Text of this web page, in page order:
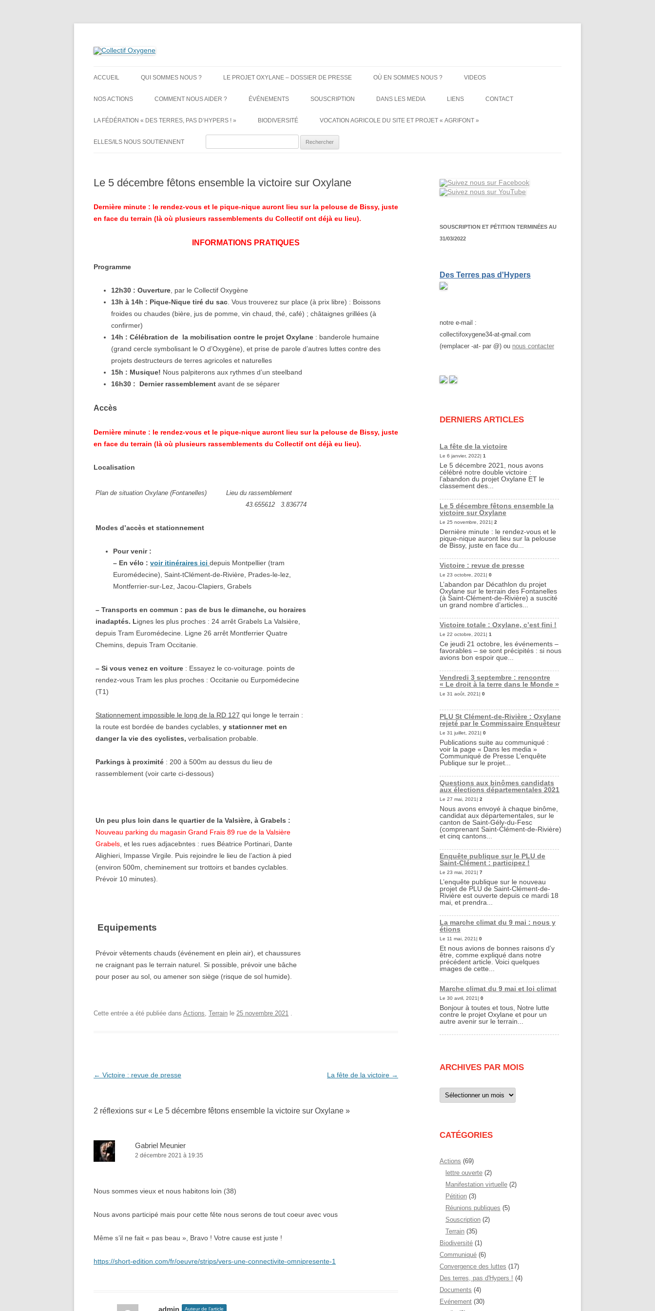
Collectif Oxygene
au
ACCUEIL QUI SOMMES NOUS ? LE PROJET OXYLANE – DOSSIER DE PRESSE OÙ EN SOMMES NOUS ? VIDEOS
NOS ACTIONS COMMENT NOUS AIDER ? ÉVÉNEMENTS SOUSCRIPTION DANS LES MEDIA LIENS CONTACT
LA FÉDÉRATION « DES TERRES, PAS D’HYPERS ! » BIODIVERSITÉ VOCATION AGRICOLE DU SITE ET PROJET « AGRIFONT »
ELLES/ILS NOUS SOUTIENNENT
Le 5 décembre fêtons ensemble la victoire sur Oxylane
Dernière minute : le rendez-vous et le pique-nique auront lieu sur la pelouse de Bissy, juste
en face du terrain (là où plusieurs rassemblements du Collectif ont déjà eu lieu).
INFORMATIONS PRATIQUES
Programme
12h30 : Ouverture , par le Collectif Oxygène
13h à 14h : Pique-Nique tiré du sac . Vous trouverez sur place (à prix libre) : Boissons
froides ou chaudes (bière, jus de pomme, vin chaud, thé, café) ; châtaignes grillées (à
confirmer)
14h : Célébration de la mobilisation contre le projet Oxylane : banderole humaine
(grand cercle symbolisant le O d’Oxygène), et prise de parole d’autres luttes contre des
projets destructeurs de terres agricoles et naturelles
15h : Musique! Nous palpiterons aux rythmes d’un steelband
16h30 : Dernier rassemblement avant de se séparer
Accès
Dernière minute : le rendez-vous et le pique-nique auront lieu sur la pelouse de Bissy, juste
en face du terrain (là où plusieurs rassemblements du Collectif ont déjà eu lieu).
Localisation
Plan de situation Oxylane (Fontanelles) Lieu du rassemblement
43.655612 3.836774
Modes d’accès et stationnement
Pour venir :
– En vélo : voir itinéraires ici depuis Montpellier (tram
Euromédecine), Saint-tClément-de-Rivière, Prades-le-lez,
Montferrier-sur-Lez, Jacou-Clapiers, Grabels
– Transports en commun : pas de bus le dimanche, ou horaires
inadaptés. Lignes les plus proches : 24 arrêt Grabels La Valsière,
depuis Tram Euromédecine. Ligne 26 arrêt Montferrier Quatre
Chemins, depuis Tram Occitanie.
– Si vous venez en voiture : Essayez le co-voiturage. points de
rendez-vous Tram les plus proches : Occitanie ou Eurpomédecine
(T1)
Stationnement impossible le long de la RD 127 qui longe le terrain :
la route est bordée de bandes cyclables, y stationner met en
danger la vie des cyclistes, verbalisation probable.
Parkings à proximité : 200 à 500m au dessus du lieu de
rassemblement (voir carte ci-dessous)
Un peu plus loin dans le quartier de la Valsière, à Grabels :
Nouveau parking du magasin Grand Frais 89 rue de la Valsière
Grabels , et les rues adjacebntes : rues Béatrice Portinari, Dante
Alighieri, Impasse Virgile. Puis rejoindre le lieu de l’action à pied
(environ 500m, cheminement sur trottoirs et bandes cyclables.
Prévoir 10 minutes).
Equipements
Prévoir vêtements chauds (événement en plein air), et chaussures
ne craignant pas le terrain naturel. Si possible, prévoir une bâche
pour poser au sol, ou amener son siège (risque de sol humide).
Cette entrée a été publiée dans Actions, Terrain le 25 novembre 2021 .
Navigation
← Victoire : revue de presse La fête de la victoire →
2 réflexions sur « Le 5 décembre fêtons ensemble la victoire sur Oxylane »
Gabriel Meunier
2 décembre 2021 à 19:35
Nous sommes vieux et nous habitons loin (38)
Nous avons participé mais pour cette fête nous serons de tout coeur avec vous
Même s’il ne fait « pas beau », Bravo ! Votre cause est juste !
https://short-edition.com/fr/oeuvre/strips/vers-une-connectivite-omnipresente-1
admin Auteur de l’article
SOUSCRIPTION ET PÉTITION TERMINÉES AU
31/03/2022
Des Terres pas d'Hypers
notre e-mail :
collectifoxygene34-at-gmail.com
(remplacer -at- par @) ou nous contacter
DERNIERS ARTICLES
La fête de la victoire
Le 6 janvier, 2022| 1
Le 5 décembre 2021, nous avons
célébré notre double victoire :
l’abandon du projet Oxylane ET le
classement des...
Le 5 décembre fêtons ensemble la
victoire sur Oxylane
Le 25 novembre, 2021| 2
Dernière minute : le rendez-vous et le
pique-nique auront lieu sur la pelouse
de Bissy, juste en face du...
Victoire : revue de presse
Le 23 octobre, 2021| 0
L’abandon par Décathlon du projet
Oxylane sur le terrain des Fontanelles
(à Saint-Clément-de-Rivière) a suscité
un grand nombre d’articles...
Victoire totale : Oxylane, c’est fini !
Le 22 octobre, 2021| 1
Ce jeudi 21 octobre, les événements –
favorables – se sont précipités : si nous
avions bon espoir que...
Vendredi 3 septembre : rencontre
« Le droit à la terre dans le Monde »
Le 31 août, 2021| 0
PLU St Clément-de-Rivière : Oxylane
rejeté par le Commissaire Enquêteur
Le 31 juillet, 2021| 0
Publications suite au communiqué :
voir la page « Dans les media »
Communiqué de Presse L’enquête
Publique sur le projet...
Questions aux binômes candidats
aux élections départementales 2021
Le 27 mai, 2021| 2
Nous avons envoyé à chaque binôme,
candidat aux départementales, sur le
canton de Saint-Gély-du-Fesc
(comprenant Saint-Clément-de-Rivière)
et cinq cantons...
Enquête publique sur le PLU de
Saint-Clément : participez !
Le 23 mai, 2021| 7
L’enquête publique sur le nouveau
projet de PLU de Saint-Clément-de-
Rivière est ouverte depuis ce mardi 18
mai, et prendra...
La marche climat du 9 mai : nous y
étions
Le 11 mai, 2021| 0
Et nous avions de bonnes raisons d’y
être, comme expliqué dans notre
précédent article. Voici quelques
images de cette...
Marche climat du 9 mai et loi climat
Le 30 avril, 2021| 0
Bonjour à toutes et tous, Notre lutte
contre le projet Oxylane et pour un
autre avenir sur le terrain...
ARCHIVES PAR MOIS
Archives
par
CATÉGORIES
Actions (69)
lettre ouverte (2)
Manifestation virtuelle (2)
Pétition (3)
Réunions publiques (5)
Souscription (2)
Terrain (35)
Biodiversité (1)
Communiqué (6)
Convergence des luttes (17)
Des terres, pas d'Hypers ! (4)
Documents (4)
Evénement (30)